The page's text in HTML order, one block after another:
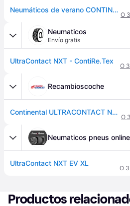
Neumáticos de verano CONTINENTAL UltraContact NXT 205/55R16 94W
O
Neumaticos
Envío gratis
UltraContact NXT - ContiRe.Tex
O
Recambioscoche
Continental ULTRACONTACT NXT XL FR TL 205/55 R16 94W coche de turismo Neumáticos de verano Neumáticos 0314319
O
Neumaticos pneus online
UltraContact NXT EV XL
O
Productos